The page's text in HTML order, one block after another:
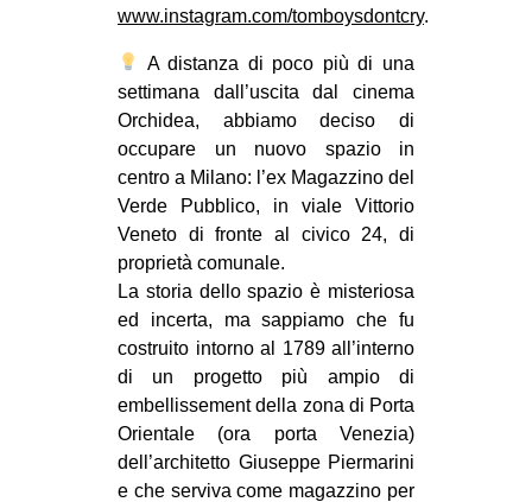
www.instagram.com/tomboysdontcry.
A distanza di poco più di una
settimana dall’uscita dal cinema
Orchidea, abbiamo deciso di
occupare un nuovo spazio in
centro a Milano: l’ex Magazzino del
Verde Pubblico, in viale Vittorio
Veneto di fronte al civico 24, di
proprietà comunale.
La storia dello spazio è misteriosa
ed incerta, ma sappiamo che fu
costruito intorno al 1789 all’interno
di un progetto più ampio di
embellissement della zona di Porta
Orientale (ora porta Venezia)
dell’architetto Giuseppe Piermarini
e che serviva come magazzino per